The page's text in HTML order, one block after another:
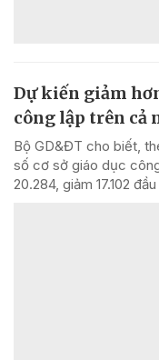
Dự kiến giảm
công lập trên cả
Bộ GD&ĐT cho biết,
số cơ sở giáo dục
20.284, giảm 17.102